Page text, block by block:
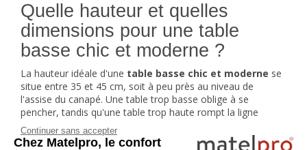
Quelle hauteur et quelles
dimensions pour une table
basse chic et moderne ?
La hauteur idéale d'une table basse chic et moderne se
situe entre 35 et 45 cm, soit à peu près au niveau de
l'assise du canapé. Une table trop basse oblige à se
pencher, tandis qu'une table trop haute rompt la ligne
visuelle du salon et gêne la vue vers l'écran du
moderne.
Continuer sans accepter
Chez Matelpro, le confort